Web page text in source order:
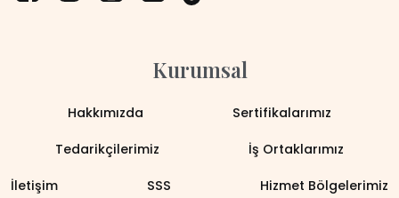
Kurumsal
Hakkımızda Sertifikalarımız
Tedarikçilerimiz İş Ortaklarımız
İletişim SSS Hizmet Bölgelerimiz